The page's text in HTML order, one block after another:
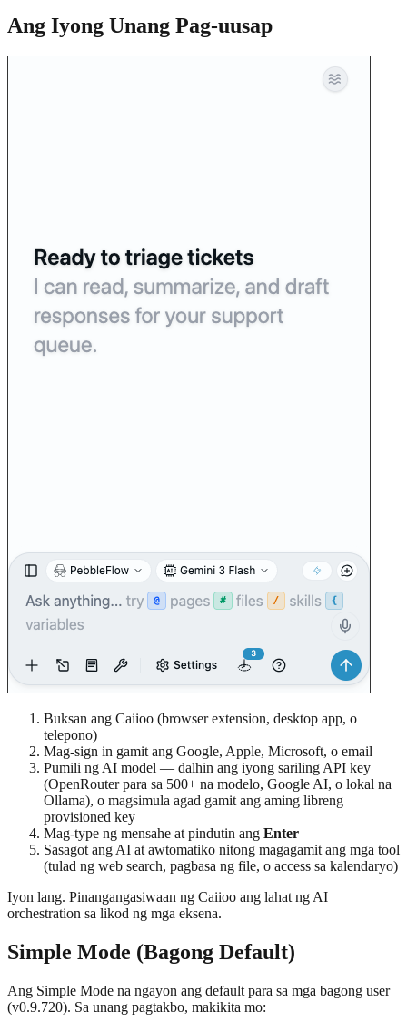
Ang Iyong Unang Pag-uusap
Buksan ang Caiioo (browser extension, desktop app, o
telepono)
Mag-sign in gamit ang Google, Apple, Microsoft, o email
Pumili ng AI model — dalhin ang iyong sariling API key
(OpenRouter para sa 500+ na modelo, Google AI, o lokal na
Ollama), o magsimula agad gamit ang aming libreng
provisioned key
Mag-type ng mensahe at pindutin ang Enter
Sasagot ang AI at awtomatiko nitong magagamit ang mga tool
(tulad ng web search, pagbasa ng file, o access sa kalendaryo)
Iyon lang. Pinangangasiwaan ng Caiioo ang lahat ng AI
orchestration sa likod ng mga eksena.
Simple Mode (Bagong Default)
Ang Simple Mode na ngayon ang default para sa mga bagong user
(v0.9.720). Sa unang pagtakbo, makikita mo: